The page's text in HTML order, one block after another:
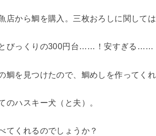
店から鯛を購入。三枚おろしに関して
びっくりの300円台……！安すぎる……
鯛を見つけたので、鯛めしを作ってくれ
のハスキー犬（と夫）。
てくれるのでしょうか？